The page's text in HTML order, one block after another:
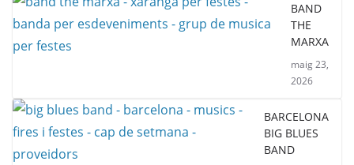
BAND
THE
MARXA
maig 23,
2026
BARCELONA
BIG BLUES
BAND